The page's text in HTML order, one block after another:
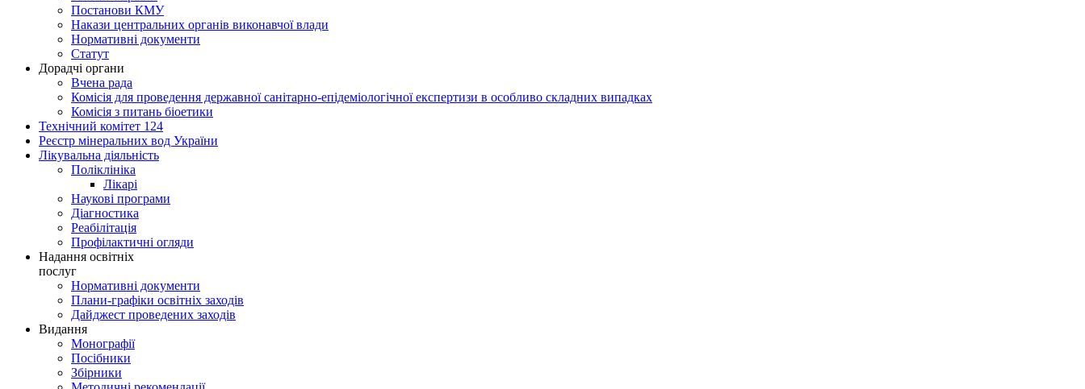
Постанови КМУ
Накази центральних органів виконавчої влади
Нормативні документи
Статут
Дорадчі органи
Вчена рада
Комісія для проведення державної санітарно-епідеміологічної експертизи в особливо складних випадках
Комісія з питань біоетики
Технічний комітет 124
Реєстр мінеральних вод України
Лікувальна діяльність
Поліклініка
Лікарі
Наукові програми
Діагностика
Реабілітація
Профілактичні огляди
Надання освітніх
послуг
Нормативні документи
Плани-графіки освітніх заходів
Дайджест проведених заходів
Видання
Монографії
Посібники
Збірники